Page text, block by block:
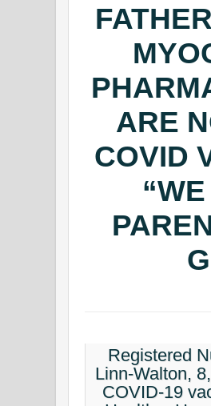
ARE
COVID
Registered
Linn-Walton,
COVID-19